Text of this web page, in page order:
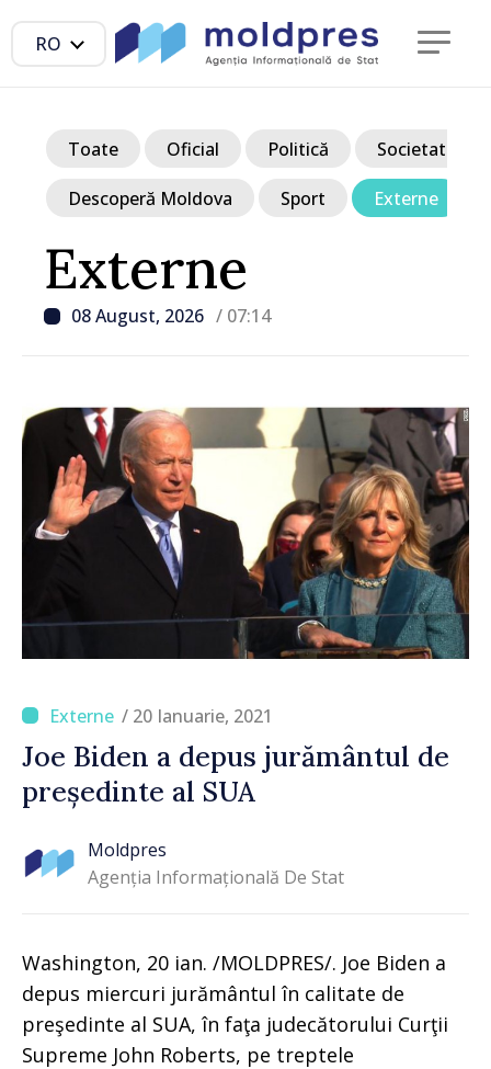
RO
Externe
08 August, 2026 / 07:14
Toate Oficial Politică Societate
Descoperă Moldova Sport Externe
/ 20 Ianuarie, 2021
Joe Biden a depus jurământul de
președinte al SUA
Moldpres
Agenția Informațională De Stat
Washington, 20 ian. /MOLDPRES/. Joe Biden a
depus miercuri jurământul în calitate de
preşedinte al SUA, în faţa judecătorului Curţii
Supreme John Roberts, pe treptele